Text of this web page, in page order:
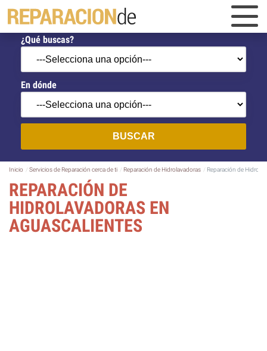
¿Qué buscas?
En dónde
BUSCAR
Inicio Servicios de Reparación cerca de ti Reparación de Hidrolavadoras Reparación de
REPARACIÓN DE
HIDROLAVADORAS EN
AGUASCALIENTES